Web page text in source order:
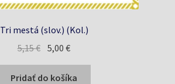
Tri mestá (slov.) (Kol.)
5,15€ Pôvodná
bola:
5,00€Aktuálna
je:
Pridať do košíka